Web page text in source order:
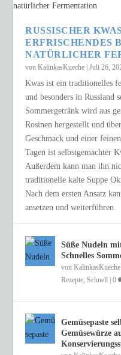
RUSSISCHER
ERFRISCHENDES
NATÜRLICHER
vonKalinkasKueche |Juli 26,
Kwas ist ein traditionelles
und besonders in Russland
Sommergetränk wird aus
Rosinen hergestellt und
Geschmack und einer
Tagen ist selbstgemachter
Außerdem kann man ihn
traditionelle kalte Suppe
Nach dem ersten Ansatz
ansetzen und weiterführen.
Süße Nudeln
Schnelles
vonKalinkasKueche
Rezepte,Schnell |0
Gemüsepaste
Gemüsewürze